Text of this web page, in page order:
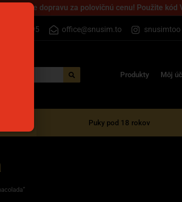
a získajte dopravu za polovičnú cenu! Použite kód
525 395 office@snusim.to snusimtoo
Produkty Môj
Puky pod 18 rokov